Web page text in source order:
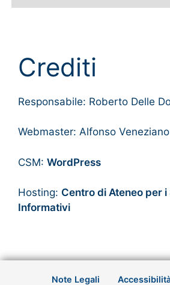
Crediti
Responsabile: Roberto Delle
Webmaster: Alfonso Veneziano
CSM: WordPress
Hosting: Centro di Ateneo per
Informativi
Note Legali